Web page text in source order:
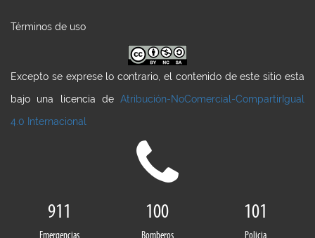
Términos de uso
Excepto se exprese lo contrario, el contenido de este sitio esta
bajo una licencia de Atribución-NoComercial-CompartirIgual
4.0 Internacional
911 100 101